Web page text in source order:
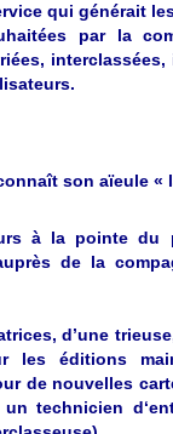
qui générait
par la
interclassées,
son aïeule «
à la pointe du
de la
d’une
les éditions
de nouvelles
technicien